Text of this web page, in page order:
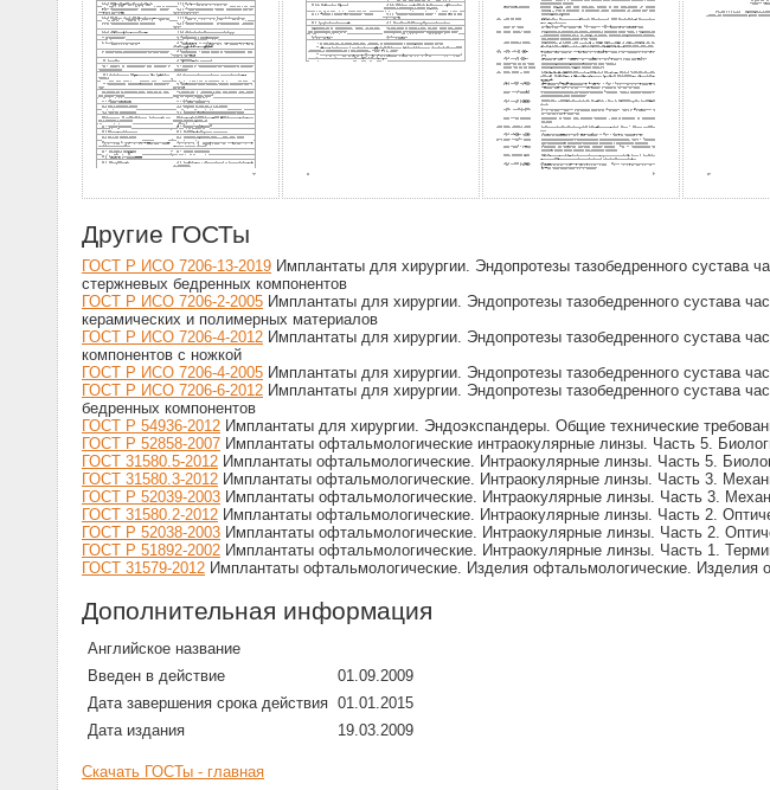
Другие ГОСТы
ГОСТ Р ИСО 7206-13-2019 Имплантаты для хирургии. Эндопротезы тазобедренного сустава
стержневых бедренных компонентов
ГОСТ Р ИСО 7206-2-2005 Имплантаты для хирургии. Эндопротезы тазобедренного сустава
керамических и полимерных материалов
ГОСТ Р ИСО 7206-4-2012 Имплантаты для хирургии. Эндопротезы тазобедренного сустава
компонентов с ножкой
ГОСТ Р ИСО 7206-4-2005 Имплантаты для хирургии. Эндопротезы тазобедренного сустава
ГОСТ Р ИСО 7206-6-2012 Имплантаты для хирургии. Эндопротезы тазобедренного сустава
бедренных компонентов
ГОСТ Р 54936-2012 Имплантаты для хирургии. Эндоэкспандеры. Общие технические
ГОСТ Р 52858-2007 Имплантаты офтальмологические интраокулярные линзы. Часть 5.
ГОСТ 31580.5-2012 Имплантаты офтальмологические. Интраокулярные линзы. Часть 5.
ГОСТ 31580.3-2012 Имплантаты офтальмологические. Интраокулярные линзы. Часть 3.
ГОСТ Р 52039-2003 Имплантаты офтальмологические. Интраокулярные линзы. Часть 3.
ГОСТ 31580.2-2012 Имплантаты офтальмологические. Интраокулярные линзы. Часть 2.
ГОСТ Р 52038-2003 Имплантаты офтальмологические. Интраокулярные линзы. Часть 2.
ГОСТ Р 51892-2002 Имплантаты офтальмологические. Интраокулярные линзы. Часть 1.
ГОСТ 31579-2012 Имплантаты офтальмологические. Изделия офтальмологические. Изделия
Дополнительная информация
Английское название
Введен в действие
01.09.2009
Дата завершения срока действия 01.01.2015
Дата издания
19.03.2009
Скачать ГОСТы - главная